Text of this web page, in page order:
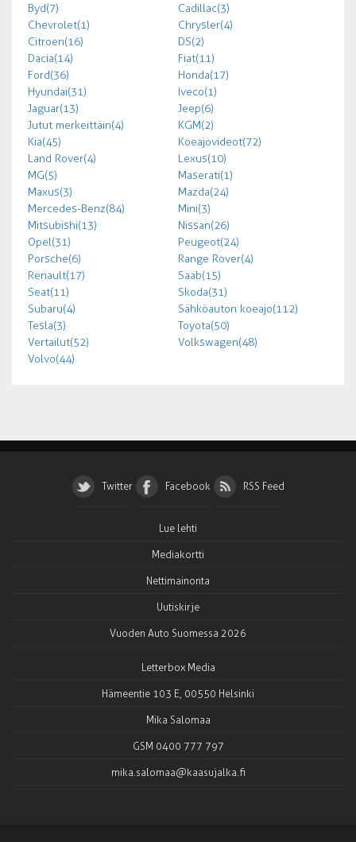
Byd (7)
Cadillac (3)
Chevrolet (1)
Chrysler (4)
Citroen (16)
DS (2)
Dacia (14)
Fiat (11)
Ford (36)
Honda (17)
Hyundai (31)
Iveco (1)
Jaguar (13)
Jeep (6)
Jutut merkeittäin (4)
KGM (2)
Kia (45)
Koeajovideot (72)
Land Rover (4)
Lexus (10)
MG (5)
Maserati (1)
Maxus (3)
Mazda (24)
Mercedes-Benz (84)
Mini (3)
Mitsubishi (13)
Nissan (26)
Opel (31)
Peugeot (24)
Porsche (6)
Range Rover (4)
Renault (17)
Saab (15)
Seat (11)
Skoda (31)
Subaru (4)
Sähköauton koeajo (112)
Tesla (3)
Toyota (50)
Vertailut (52)
Volkswagen (48)
Volvo (44)
Twitter Facebook RSS Feed
Lue lehti
Mediakortti
Nettimainonta
Uutiskirje
Vuoden Auto Suomessa 2026
Letterbox Media
Hämeentie 103 E, 00550 Helsinki
Mika Salomaa
GSM 0400 777 797
mika.salomaa@kaasujalka.fi